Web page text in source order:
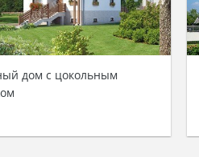
дом с цокольным